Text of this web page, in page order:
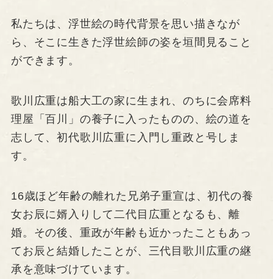
私たちは、浮世絵の時代背景を思い描きなが
ら、そこに生きた浮世絵師の姿を垣間見ること
ができます。
歌川広重は船大工の家に生まれ、のちに会席料
理屋「百川」の養子に入ったものの、絵の道を
志して、初代歌川広重に入門し重政と号しま
す。
16歳ほど年齢の離れた兄弟子重宣は、初代の養
女お辰に婿入りして二代目広重となるも、離
婚。その後、重政が年齢も近かったこともあっ
てお辰と結婚したことが、三代目歌川広重の継
承を意味づけています。